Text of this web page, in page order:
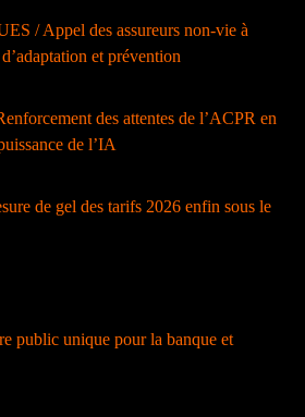
/ Appel des assureurs non-vie à
et prévention
des attentes de l’ACPR en
de l’IA
de gel des tarifs 2026 enfin sous le
public unique pour la banque et